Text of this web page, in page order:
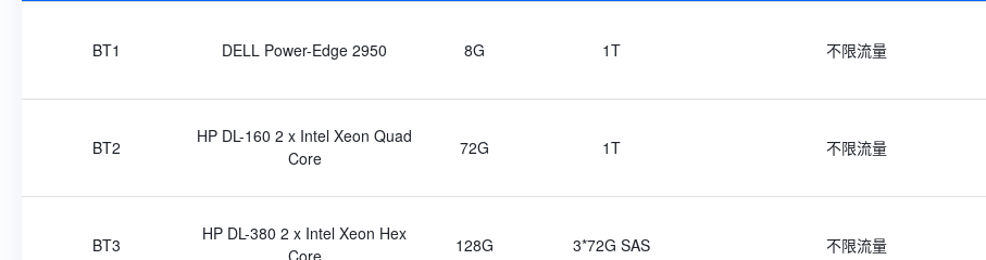
BT1 DELL Power-Edge 2950 8G 1T 不限流量
BT2
HP DL-160 2 x Intel Xeon Quad
Core
72G 1T 不限流量
BT3
HP DL-380 2 x Intel Xeon Hex
Core
128G 3*72G SAS 不限流量